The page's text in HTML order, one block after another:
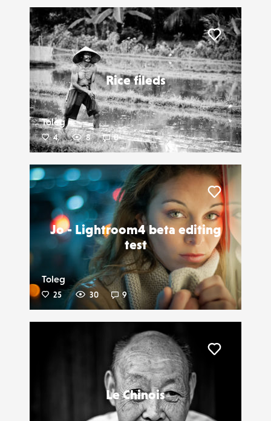
Rice fileds
Toleg
4 8 0
Liker
Jo - Lightroom4 beta editing
test
Toleg
25 30 9
Le Chinois